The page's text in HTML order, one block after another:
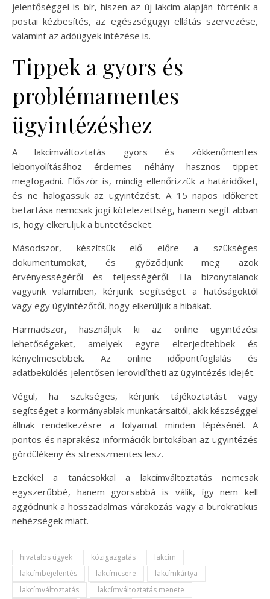
jelentőséggel is bír, hiszen az új lakcím alapján történik a
postai kézbesítés, az egészségügyi ellátás szervezése,
valamint az adóügyek intézése is.
Tippek a gyors és
problémamentes
ügyintézéshez
A lakcímváltoztatás gyors és zökkenőmentes
lebonyolításához érdemes néhány hasznos tippet
megfogadni. Először is, mindig ellenőrizzük a határidőket,
és ne halogassuk az ügyintézést. A 15 napos időkeret
betartása nemcsak jogi kötelezettség, hanem segít abban
is, hogy elkerüljük a büntetéseket.
Másodszor, készítsük elő előre a szükséges
dokumentumokat, és győződjünk meg azok
érvényességéről és teljességéről. Ha bizonytalanok
vagyunk valamiben, kérjünk segítséget a hatóságoktól
vagy egy ügyintézőtől, hogy elkerüljük a hibákat.
Harmadszor, használjuk ki az online ügyintézési
lehetőségeket, amelyek egyre elterjedtebbek és
kényelmesebbek. Az online időpontfoglalás és
adatbeküldés jelentősen lerövidítheti az ügyintézés idejét.
Végül, ha szükséges, kérjünk tájékoztatást vagy
segítséget a kormányablak munkatársaitól, akik készséggel
állnak rendelkezésre a folyamat minden lépésénél. A
pontos és naprakész információk birtokában az ügyintézés
gördülékeny és stresszmentes lesz.
Ezekkel a tanácsokkal a lakcímváltoztatás nemcsak
egyszerűbbé, hanem gyorsabbá is válik, így nem kell
aggódnunk a hosszadalmas várakozás vagy a bürokratikus
nehézségek miatt.
hivatalos ügyek közigazgatás
lakcím
lakcímbejelentés
lakcímcsere
lakcímkártya
lakcímváltoztatás
lakcímváltoztatás menete